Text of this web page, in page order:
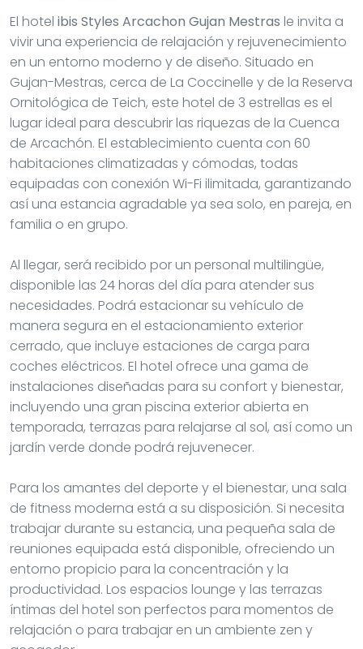
El hotel ibis Styles Arcachon Gujan Mestras le invita a
vivir una experiencia de relajación y rejuvenecimiento
en un entorno moderno y de diseño. Situado en
Gujan-Mestras, cerca de La Coccinelle y de la Reserva
Ornitológica de Teich, este hotel de 3 estrellas es el
lugar ideal para descubrir las riquezas de la Cuenca
de Arcachón. El establecimiento cuenta con 60
habitaciones climatizadas y cómodas, todas
equipadas con conexión Wi-Fi ilimitada, garantizando
así una estancia agradable ya sea solo, en pareja, en
familia o en grupo.
Al llegar, será recibido por un personal multilingüe,
disponible las 24 horas del día para atender sus
necesidades. Podrá estacionar su vehículo de
manera segura en el estacionamiento exterior
cerrado, que incluye estaciones de carga para
coches eléctricos. El hotel ofrece una gama de
instalaciones diseñadas para su confort y bienestar,
incluyendo una gran piscina exterior abierta en
temporada, terrazas para relajarse al sol, así como un
jardín verde donde podrá rejuvenecer.
Para los amantes del deporte y el bienestar, una sala
de fitness moderna está a su disposición. Si necesita
trabajar durante su estancia, una pequeña sala de
reuniones equipada está disponible, ofreciendo un
entorno propicio para la concentración y la
productividad. Los espacios lounge y las terrazas
íntimas del hotel son perfectos para momentos de
relajación o para trabajar en un ambiente zen y